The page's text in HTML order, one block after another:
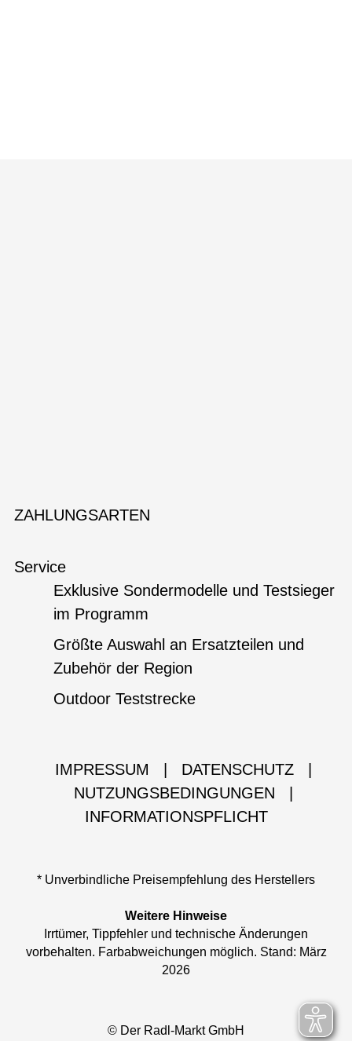
ZAHLUNGSARTEN
Service
Exklusive Sondermodelle und Testsieger
im Programm
Größte Auswahl an Ersatzteilen und
Zubehör der Region
Outdoor Teststrecke
IMPRESSUM DATENSCHUTZ
NUTZUNGSBEDINGUNGEN
INFORMATIONSPFLICHT
* Unverbindliche Preisempfehlung des Herstellers
Weitere Hinweise
Irrtümer, Tippfehler und technische Änderungen
vorbehalten. Farbabweichungen möglich. Stand: März
2026
© Der Radl-Markt GmbH